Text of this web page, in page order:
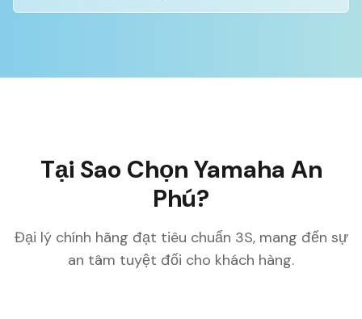
Tại Sao Chọn Yamaha An
Phú?
Đại lý chính hãng đạt tiêu chuẩn 3S, mang đến sự
an tâm tuyệt đối cho khách hàng.